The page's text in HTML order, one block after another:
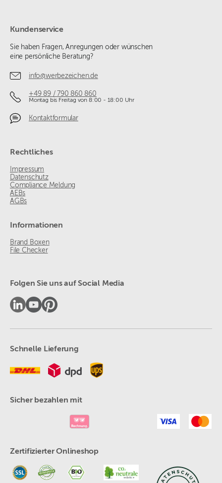
Kundenservice
Sie haben Fragen, Anregungen oder wünschen
eine persönliche Beratung?
info@werbezeichen.de
+49 89 / 790 860 860
Montag bis Freitag von 8:00 - 18:00 Uhr
Kontaktformular
Rechtliches
Impressum
Datenschutz
Compliance Meldung
AEBs
AGBs
Informationen
Brand Boxen
File Checker
Folgen Sie uns auf Social Media
Schnelle Lieferung
Sicher bezahlen mit
Zertifizierter Onlineshop